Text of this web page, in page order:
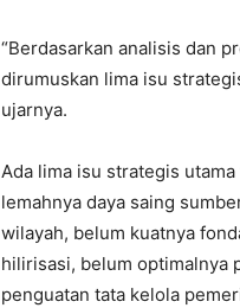
“Berdasarkan analisis dan
dirumuskan lima isu
ujarnya.
Ada lima isu strategis
lemahnya daya saing
wilayah, belum kuatnya
hilirisasi, belum optimalnya
penguatan tata kelola